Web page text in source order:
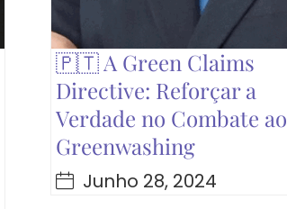
🇵🇹 A Green Claims
Directive: Reforçar a
Verdade no Combate ao
Greenwashing
Junho 28, 2024